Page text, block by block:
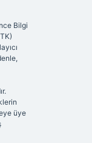
Bilgi
üye